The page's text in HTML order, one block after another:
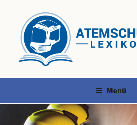
Menü